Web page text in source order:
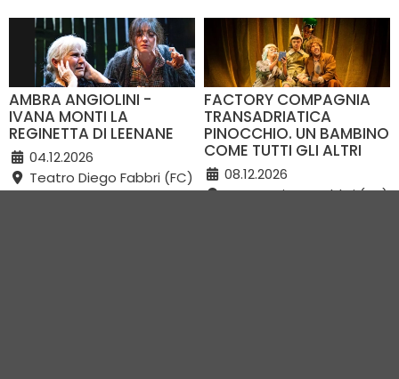
AMBRA ANGIOLINI -
IVANA MONTI LA
REGINETTA DI LEENANE
04.12.2026
Teatro Diego Fabbri (FC)
FACTORY COMPAGNIA
TRANSADRIATICA
PINOCCHIO. UN BAMBINO
COME TUTTI GLI ALTRI
08.12.2026
Teatro Diego Fabbri (FC)